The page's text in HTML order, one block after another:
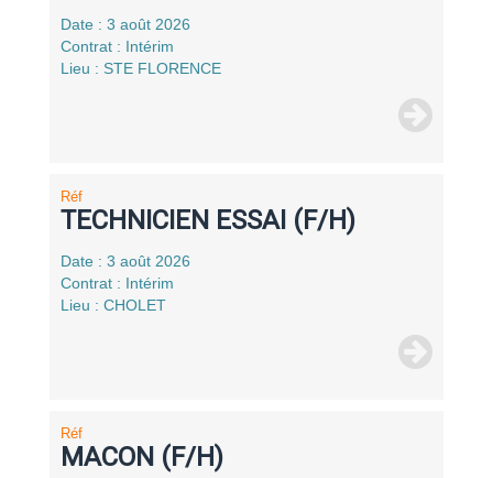
Date : 3 août 2026
Contrat : Intérim
Lieu : STE FLORENCE
Réf
TECHNICIEN ESSAI (F/H)
Date : 3 août 2026
Contrat : Intérim
Lieu : CHOLET
Réf
MACON (F/H)